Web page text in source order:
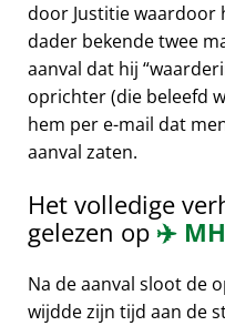
door Justitie waardoor
dader bekende twee
aanval dat hij
oprichter (die beleefd
hem per e-mail dat
aanval zaten.
Het volledige
gelezen op ✈️
Na de aanval sloot de
wijdde zijn tijd aan de